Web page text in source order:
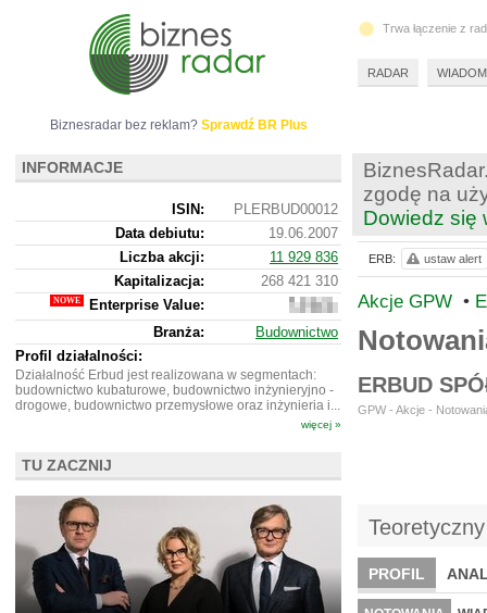
zgodę na
Dowiedz się
Akcje GPW •
ERBUD
GPW - Akcje -
PROFIL
ERB: ustaw alert
Biznesradar bez reklam? Sprawdź BR Plus
INFORMACJE
ISIN:
PLERBUD00012
Data debiutu:
19.06.2007
Liczba akcji:
11 929 836
Kapitalizacja:
268 421 310
Enterprise Value:
542
021
310
Branża:
Budownictwo
Profil działalności:
Działalność Erbud jest realizowana w segmentach:
budownictwo kubaturowe, budownictwo inżynieryjno -
drogowe, budownictwo przemysłowe oraz inżynieria i...
więcej »
TU ZACZNIJ
Trwa łączenie z
RADAR